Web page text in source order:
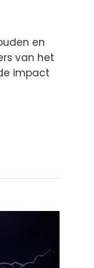
en
van het
impact